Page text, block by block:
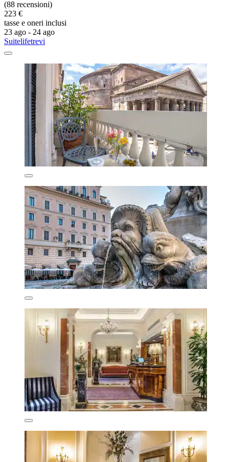
(88 recensioni)
223 €
tasse e oneri inclusi
23 ago - 24 ago
Suitelifetrevi